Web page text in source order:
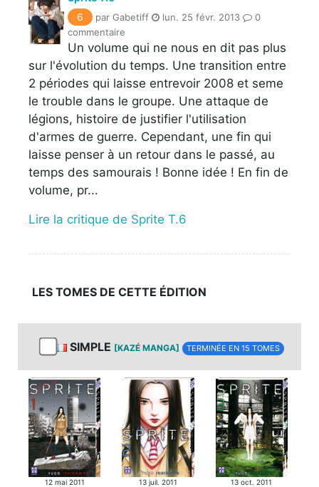
6
par Gabetiff lun. 25 févr. 2013
0
commentaire
Un volume qui ne nous en dit pas plus
sur l'évolution du temps. Une transition entre
2 périodes qui laisse entrevoir 2008 et seme
le trouble dans le groupe. Une attaque de
légions, histoire de justifier l'utilisation
d'armes de guerre. Cependant, une fin qui
laisse penser à un retour dans le passé, au
temps des samourais ! Bonne idée ! En fin de
volume, pr...
Lire la critique de Sprite T.6
LES TOMES DE CETTE ÉDITION
SIMPLE [KAZÉ MANGA] TERMINÉE EN 15 TOMES
12 mai 2011 13 juil. 2011 13 oct. 2011